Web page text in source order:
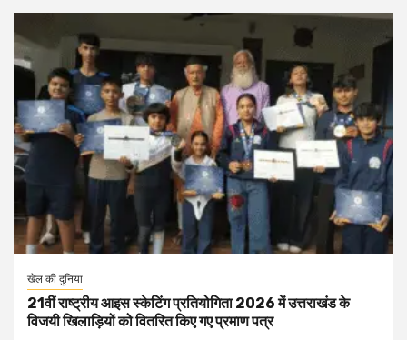
खेल की दुनिया
21वीं राष्ट्रीय आइस स्केटिंग प्रतियोगिता 2026 में उत्तराखंड के
विजयी खिलाड़ियों को वितरित किए गए प्रमाण पत्र